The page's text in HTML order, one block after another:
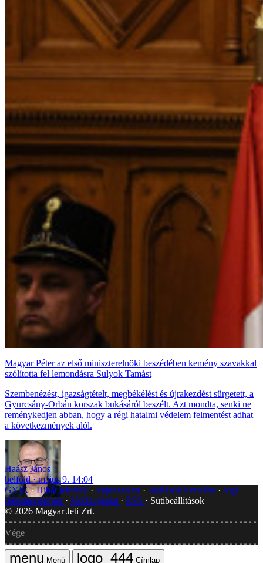
Magyar Péter az első miniszterelnöki beszédében kemény szavakkal
szólította fel lemondásra Sulyok Tamást
Szembenézést, igazságtételt, megbékélést és újrakezdést sürgetett, a
Gyurcsány-Orbán korszak bukásáról beszélt. Azt mondta, senki ne
reménykedjen abban, hogy a régi hatalmi védelem felmentést adhat
a következmények alól.
Haász János
belföld
május 9. 14:04
GYIK Hibát jelentek Impresszum Javítások kezelése
Jogi
dokumentumok
Médiaajánlat RSS
Sütibeállítások
© 2026 Magyar Jeti Zrt.
Vége
Menü Címlap